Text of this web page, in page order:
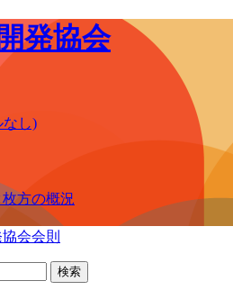
発協会
なし)
方の概況
会会則